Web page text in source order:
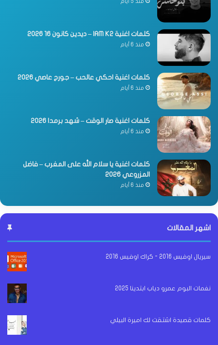
منذ 5 أيام
كلمات اغنية IAM K2 – ديدين كانون 16 2026
منذ 6 أيام
كلمات اغنية احكي عالحب – جورج عاصي 2026
منذ 6 أيام
كلمات اغنية صار الوقت – شهد برمدا 2026
منذ 6 أيام
كلمات اغنية يا سلام الله على المغرب – فاضل
المزروعي 2026
منذ 6 أيام
اشهر المقالات
سيريال اوفيس 2016 - كراك اوفيس 2016
نغمات البوم عمرو دياب ابتدينا 2025
كلمات قصيدة اشتقت لك اميرة البيلي